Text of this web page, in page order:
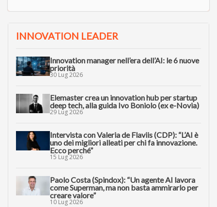
INNOVATION LEADER
Innovation manager nell’era dell’AI: le 6 nuove
priorità
30 Lug 2026
Elemaster crea un innovation hub per startup
deep tech, alla guida Ivo Boniolo (ex e-Novia)
29 Lug 2026
Intervista con Valeria de Flaviis (CDP): “L’AI è
uno dei migliori alleati per chi fa innovazione.
Ecco perché”
15 Lug 2026
Paolo Costa (Spindox): “Un agente AI lavora
come Superman, ma non basta ammirarlo per
creare valore”
10 Lug 2026